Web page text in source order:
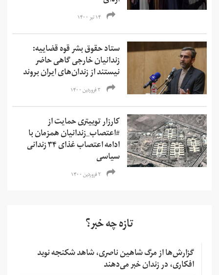
۱۴ تیر ۱۴۰۰
ستاد حقوق بشر قوه قضاییه:
زندانیان خارجی گاهی حاضر
نیستند از زندان‌های ایران بروند
۳ فروردین ۱۴۰۰
کارزار توییتری حمایت از
#اعتصاب_زندانیان همزمان با
ادامه اعتصاب غذای ۳۴ زندانی
سیاسی
۲ فروردین ۱۴۰۰
تازه چه خبر؟
گزارش‌ها از مرگ شاهین ناصری، شاهد شکنجه نوید
افکاری، در زندان خبر می‌دهند